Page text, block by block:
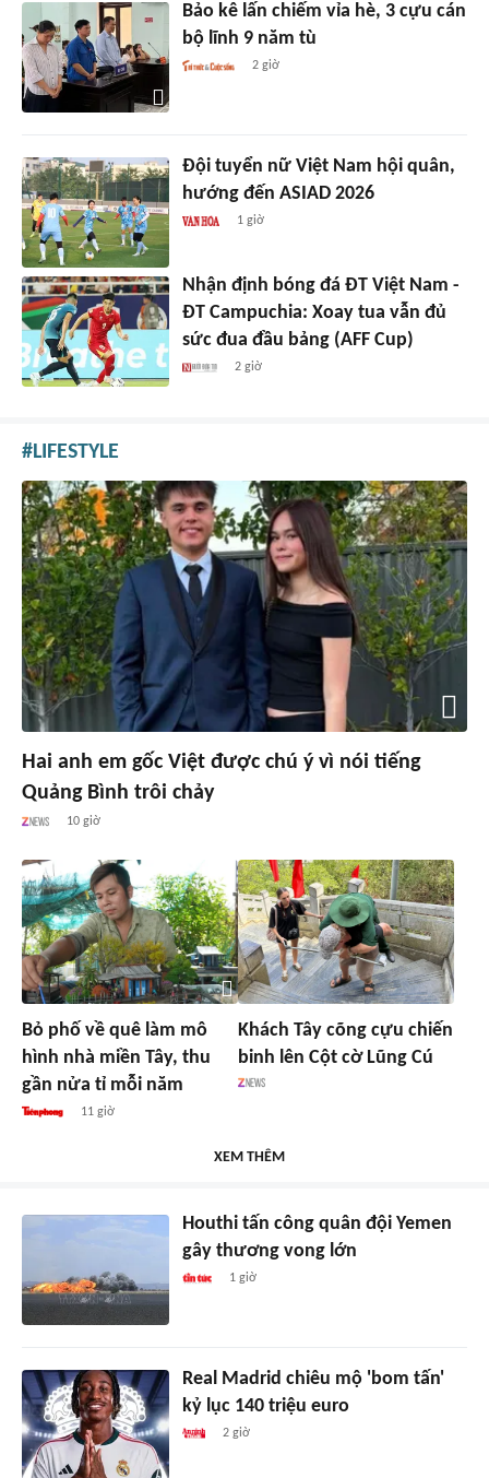
Bảo kê lấn chiếm vỉa hè, 3 cựu cán
bộ lĩnh 9 năm tù
2 giờ
Đội tuyển nữ Việt Nam hội quân,
hướng đến ASIAD 2026
1 giờ
Nhận định bóng đá ĐT Việt Nam -
ĐT Campuchia: Xoay tua vẫn đủ
sức đua đầu bảng (AFF Cup)
2 giờ
LIFESTYLE
Hai anh em gốc Việt được chú ý vì nói tiếng
Quảng Bình trôi chảy
10 giờ
Bỏ phố về quê làm mô
hình nhà miền Tây, thu
gần nửa tỉ mỗi năm
11 giờ
Khách Tây cõng cựu chiến
binh lên Cột cờ Lũng Cú
XEM THÊM
Houthi tấn công quân đội Yemen
gây thương vong lớn
1 giờ
Real Madrid chiêu mộ 'bom tấn'
kỷ lục 140 triệu euro
2 giờ